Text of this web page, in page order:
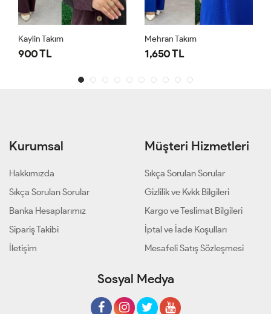
Kaylin Takım
900 TL
Mehran Takım
1,650 TL
Kurumsal
Hakkımızda
Sıkça Sorulan Sorular
Banka Hesaplarımız
Sipariş Takibi
İletişim
Müşteri Hizmetleri
Sıkça Sorulan Sorular
Gizlilik ve Kvkk Bilgileri
Kargo ve Teslimat Bilgileri
İptal ve İade Koşulları
Mesafeli Satış Sözleşmesi
Sosyal Medya